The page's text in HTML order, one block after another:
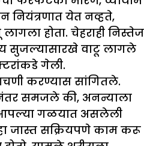
येत नव्हते,
होता. चेहराही निस्तेज
सुजल्यासारखे वाटू लागले
गेली.
करण्यास सांगितले.
समजले की, अनन्याला
आपल्या गळयात असलेली
जास्त सक्रियपणे काम करू